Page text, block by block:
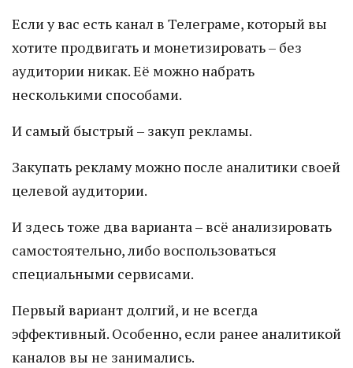
Если у вас есть канал в Телеграме, который вы
хотите продвигать и монетизировать – без
аудитории никак. Её можно набрать
несколькими способами.
И самый быстрый – закуп рекламы.
Закупать рекламу можно после аналитики своей
целевой аудитории.
И здесь тоже два варианта – всё анализировать
самостоятельно, либо воспользоваться
специальными сервисами.
Первый вариант долгий, и не всегда
эффективный. Особенно, если ранее аналитикой
каналов вы не занимались.